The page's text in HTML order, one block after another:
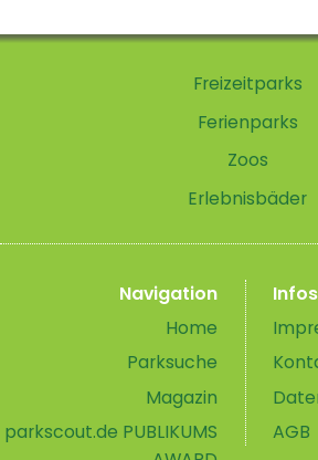
Freizeitparks
Ferienparks
Zoos
Erlebnisbäder
Navigation
Home
Parksuche
Magazin
parkscout.de PUBLIKUMS
Infos
AGB